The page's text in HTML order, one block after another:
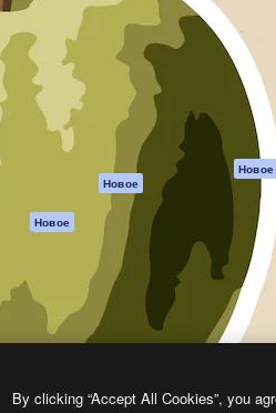
ИИ
видео
голоса
основе ИИ
контент
для
ChatGPT
Новое
Новое
инструменты
Служба
поддержки
Условия и
положения
Политика
Оригиналы Новое
Политика
cookie
Центр доверия
Партнеры
Предприятие
By clicking “Accept All Cookies”, you